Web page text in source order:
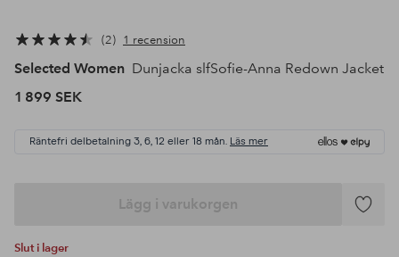
2 1 recension
Selected Women Dunjacka slfSofie-Anna Redown Jacket
1 899 SEK
Räntefri delbetalning 3, 6, 12 eller 18 mån. Läs mer
Lägg i varukorgen
Lägg
Slut i lager